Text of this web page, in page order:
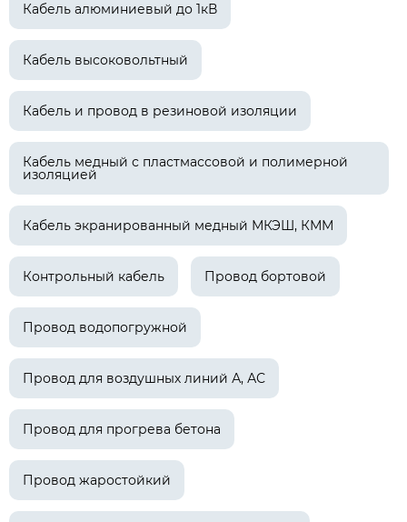
Кабель алюминиевый до 1кВ
Кабель высоковольтный
Кабель и провод в резиновой изоляции
Кабель медный с пластмассовой и полимерной
изоляцией
Кабель экранированный медный МКЭШ, КММ
Контрольный кабель Провод бортовой
Провод водопогружной
Провод для воздушных линий А, АС
Провод для прогрева бетона
Провод жаростойкий